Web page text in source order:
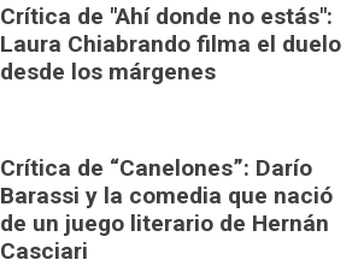
Crítica de "Ahí donde no estás":
Laura Chiabrando filma el duelo
desde los márgenes
Crítica de “Canelones”: Darío
Barassi y la comedia que nació
de un juego literario de Hernán
Casciari